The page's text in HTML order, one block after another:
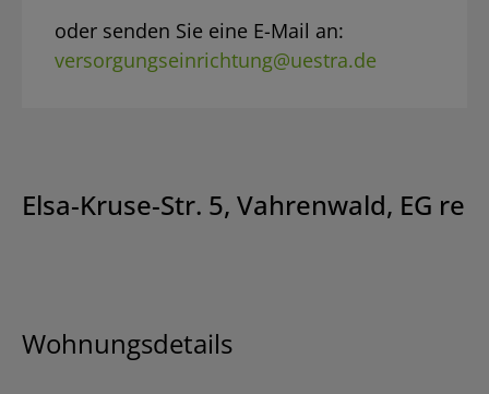
Elsa-Kruse-Str. 5, Vahrenwald, EG re
Wohnungsdetails
oder senden Sie eine E-Mail an:
versorgungseinrichtung@uestra.de